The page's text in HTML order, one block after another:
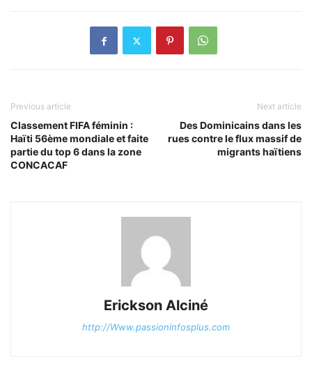
Previous article
Classement FIFA féminin :
Haïti 56ème mondiale et faite
partie du top 6 dans la zone
CONCACAF
Next article
Des Dominicains dans les
rues contre le flux massif de
migrants haïtiens
Erickson Alciné
http://Www.passioninfosplus.com